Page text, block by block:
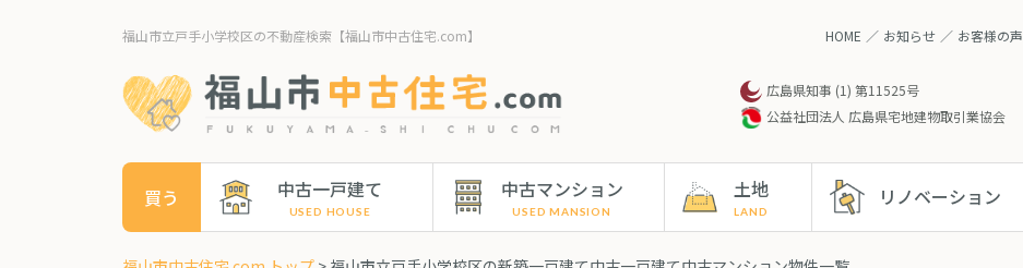
福山市立戸手小学校区の不動産検索【福山市中古住宅.com】 HOME お知らせ お客様の声
広島県知事 (1) 第11525号
公益社団法人 広島県宅地建物取引業協会
買う 中古一戸建て 中古マンション 土地 リノベーション